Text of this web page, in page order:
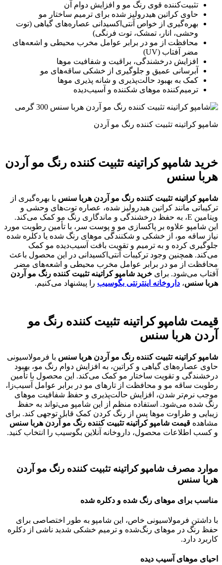
تثبیت‌کننده قوی رنگ مو و افزایش دوام آن
حاوی کراتین هیدرولیز شده برای ترمیم ساختار مو
بهره‌گیری از خواص آنتی‌اکسیدانی عصاره‌های گیاهی (توت
وحشی، انار، تمشک، توت فرنگی)
محافظت از مو در برابر عوامل مخرب محیطی و اشعه‌های
مضر آفتاب (UV)
افزایش درخشندگی، براقیت و شفافیت موها
آبرسانی عمیق و جلوگیری از خشکی ساقه‌های مو
کمک به بهبود حالت‌پذیری و شانه پذیری موها
ترمیم‌کننده موهای شکننده و آسیب‌دیده
شامپو کراتینه تثبیت کننده رنگ مو آردن
خرید شامپو کراتینه تثبیت کننده رنگ مو آردن
هربا سنس
شامپو کراتینه تثبیت کننده رنگ مو آردن هربا سنس با بهره‌گیری از
ترکیباتی مانند کراتین هیدرولیز شده، عصاره توت‌های وحشی و
ویتامین E، به حفظ درخشندگی و ماندگاری رنگ مو کمک می‌کند.
این شامپو علاوه بر پاکسازی مو و پوست سر، با تأمین رطوبت مورد
نیاز ساقه مو، از خشکی و شکنندگی موهای رنگ شده یا دکلره شده
جلوگیری کرده و به ترمیم و تقویت بافت آسیب‌دیده مو کمک
می‌کند. همچنین وجود ترکیبات آنتی‌اکسیدانی در این محصول باعث
محافظت از مو در برابر عوامل مخرب محیطی و اشعه‌های مضر
آفتاب می‌شود. برای خرید شامپو کراتینه تثبیت کننده رنگ مو آردن
هربا سنس، داروخانه اینترنتی بگوسیب را پیشنهاد می‌کنیم.
قیمت شامپو کراتینه تثبیت کننده رنگ مو
آردن هربا سنس
شامپو کراتینه تثبیت کننده رنگ مو آردن هربا سنس با فرمولاسیونی
حاوی عصاره‌های گیاهی و کراتین، به افزایش دوام رنگ مو، بهبود
درخشندگی و تقویت ساختار مو کمک می‌کند. این محصول با تأمین
رطوبت ساقه مو و محافظت از تارهای مو در برابر عوامل آسیب‌زا،
موجب نرم‌تر شدن، افزایش حالت‌پذیری و حفظ شفافیت موهای
رنگ شده می‌شود. استفاده منظم از این شامپو می‌تواند به حفظ
زیبایی و طراوت موها پس از رنگ کردن کمک قابل توجهی کند. برای
مشاهده قیمت شامپو کراتینه تثبیت کننده رنگ مو آردن هربا سنس
و کسب اطلاعات محصول، داروخانه آنلاین بگوسیب را انتخاب کنید.
موارد مصرف شامپو کراتینه تثبیت کننده رنگ مو آردن
هربا سنس
مناسب برای موهای رنگ شده و دکلره شده
با داشتن فرمولاسیونی خاص، این شامپو به طور اختصاصی برای
حفظ رنگ در موهای رنگ‌شده و ترمیم خشکی شدید ناشی از دکلره
کاربرد دارد.
احیای موهای آسیب دیده